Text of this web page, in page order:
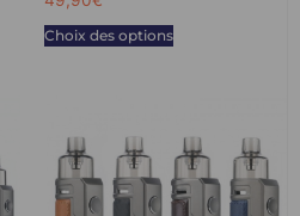
Choix des options